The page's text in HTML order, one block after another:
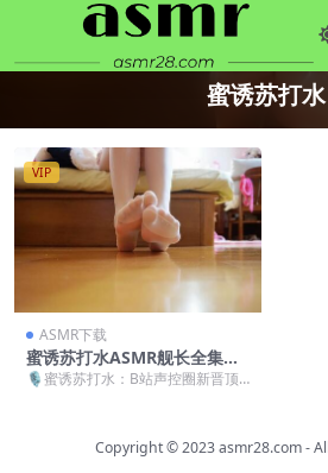
蜜诱苏打水
VIP
ASMR下载
蜜诱苏打水ASMR舰长全集：
温柔系助眠师的人声触发音盛
宴 [1.94GB]
🎙️蜜诱苏打水：B站声控圈新晋顶
Copyright © 2023asmr28.com-